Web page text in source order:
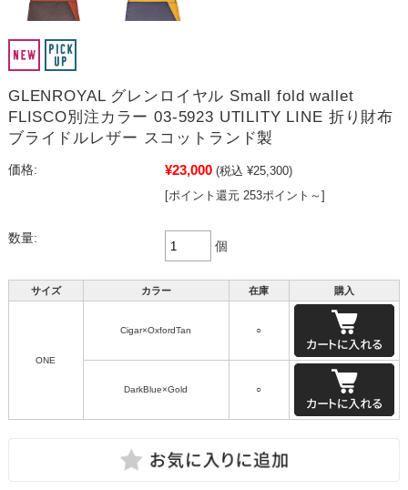
GLENROYAL グレンロイヤル Small fold wallet
FLISCO別注カラー 03-5923 UTILITY LINE 折り財布
ブライドルレザー スコットランド製
価格: ¥23,000 (税込 ¥25,300)
[ポイント還元 253ポイント～]
数量:
個
サイズ カラー 在庫 購入
ONE
Cigar×OxfordTan ○
DarkBlue×Gold ○